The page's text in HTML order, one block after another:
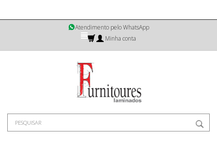
Atendimento pelo WhatsApp
Minha conta